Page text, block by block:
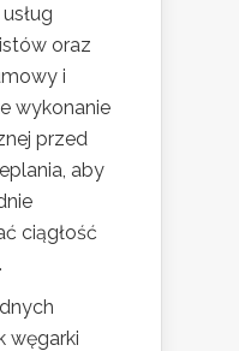
oraz
i
wykonanie
przed
aby
ciągłość
węgarki